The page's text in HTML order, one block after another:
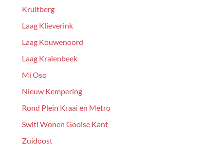
Kruitberg
Laag Klieverink
Laag Kouwenoord
Laag Kralenbeek
Mi Oso
Nieuw Kempering
Rond Plein Kraai en Metro
Switi Wonen Gooise Kant
Zuidoost